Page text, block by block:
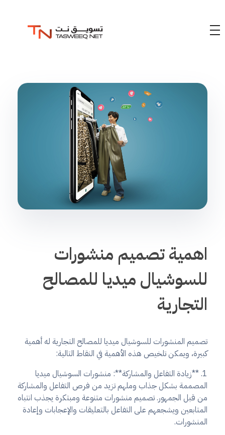
اهمية تصميم منشورات
للسوشيال ميديا للمصالح
التجارية
تصميم المنشورات للسوشيال ميديا للمصالح التجارية له أهمية
كبيرة، ويمكن تلخيص هذه الأهمية في النقاط التالية:
1. **زيادة التفاعل والمشاركة**: منشورات السوشيال ميديا
المصممة بشكل جذاب وملهم تزيد من فرص التفاعل والمشاركة
من قبل الجمهور. تصميم منشورات متنوعة ومبتكرة يجذب انتباه
المتابعين ويشجعهم على التفاعل بالتعليقات والإعجابات وإعادة
المنشورات.